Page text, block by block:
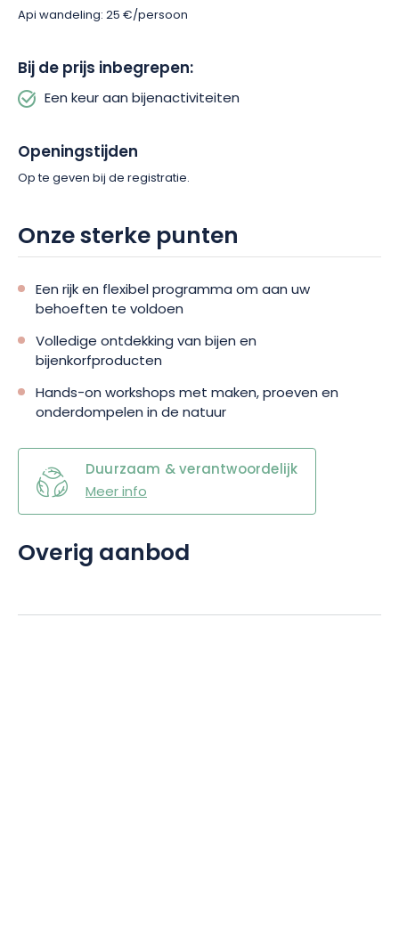
producten van de bijenkorf, inleiding tot de bijenteelt,
Deze workshops bieden een complete aanpak, een
de natuur. Reserveer je activiteit en laat je verrassen door de
rijke wereld van de bijenteelt in de Vogezen.
Api wandeling: 25 €/persoon
Bij de prijs inbegrepen:
Een keur aan bijenactiviteiten
Openingstijden
Op te geven bij de registratie.
Onze sterke punten
Een rijk en flexibel programma om aan uw
behoeften te voldoen
Volledige ontdekking van bijen en
bijenkorfproducten
Hands-on workshops met maken, proeven en
onderdompelen in de natuur
Duurzaam & verantwoordelijk
Meer info
Overig aanbod